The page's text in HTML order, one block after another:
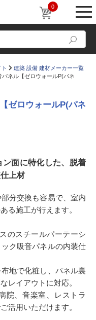
0
士インタビュー
・施工代理店募集
建築 設備 建材メーカー一覧
ネル【ゼロウォールP(パネ
ゼロウォールP(パネ
面に特化した、脱着
上材
分交換も容易で、室内
る施工が行えます。
のスチールパーテーシ
ク吸音パネルの内装仕
地で化粧し、パネル裏
レイアウトに対応。
院、音楽室、レストラ
活用いただけます。